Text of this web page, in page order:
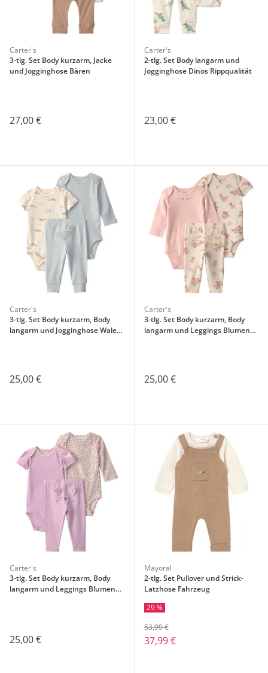
Carter's
3-tlg. Set Body kurzarm, Jacke
und Jogginghose Bären
27,00 €
Carter's
2-tlg. Set Body langarm und
Jogginghose Dinos Rippqualität
23,00 €
Carter's
3-tlg. Set Body kurzarm, Body
langarm und Jogginghose Wale
25,00 €
Carter's
3-tlg. Set Body kurzarm, Body
langarm und Leggings Blumen
25,00 €
Carter's
3-tlg. Set Body kurzarm, Body
langarm und Leggings Blumen
25,00 €
Mayoral
2-tlg. Set Pullover und Strick-
Latzhose Fahrzeug
29 %
53,99 €
37,99 €